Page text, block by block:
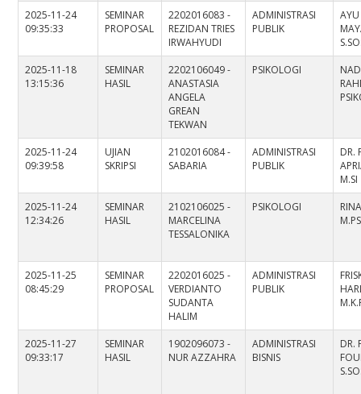
2025-11-24
09:35:33
SEMINAR
PROPOSAL
2202016083 -
REZIDAN TRIES
IRWAHYUDI
ADMINISTRASI
PUBLIK
2025-11-18
13:15:36
SEMINAR
HASIL
2202106049 -
ANASTASIA
ANGELA
GREAN
TEKWAN
PSIKOLOGI
2025-11-24
09:39:58
UJIAN
SKRIPSI
2102016084 -
SABARIA
ADMINISTRASI
PUBLIK
DR.
M.SI
2025-11-24
12:34:26
SEMINAR
HASIL
2102106025 -
MARCELINA
TESSALONIKA
PSIKOLOGI
2025-11-25
08:45:29
SEMINAR
PROPOSAL
2202016025 -
VERDIANTO
SUDANTA
HALIM
ADMINISTRASI
PUBLIK
2025-11-27
09:33:17
SEMINAR
HASIL
1902096073 -
NUR AZZAHRA
ADMINISTRASI
BISNIS
DR.